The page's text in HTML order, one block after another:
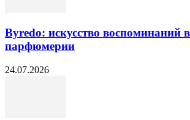
Byredo: искусство воспоминаний
парфюмерии
24.07.2026